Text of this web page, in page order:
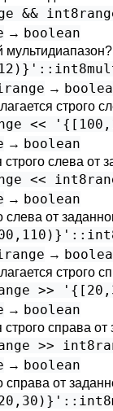
&&
→ boolean
мультидиапазон?
→
строго
<<
→ boolean
слева от
<<
→ boolean
слева от
→
строго
>>
→ boolean
справа
>>
→ boolean
справа от